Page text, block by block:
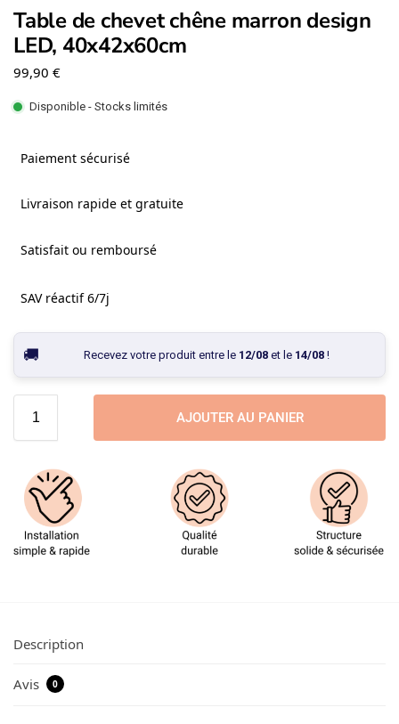
Table de chevet chêne marron design
LED, 40x42x60cm
99,90 €
Disponible - Stocks limités
Paiement sécurisé
Livraison rapide et gratuite
Satisfait ou remboursé
SAV réactif 6/7j
Recevez votre produit entre le 12/08et le 14/08!
AJOUTER AU PANIER
Description
Avis 0